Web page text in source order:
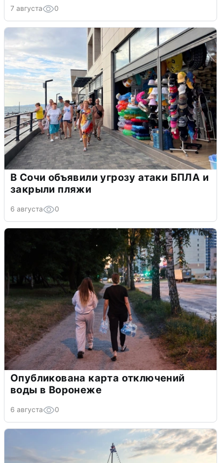
7 августа 0
В Сочи объявили угрозу атаки БПЛА и
закрыли пляжи
6 августа 0
Опубликована карта отключений
воды в Воронеже
6 августа 0